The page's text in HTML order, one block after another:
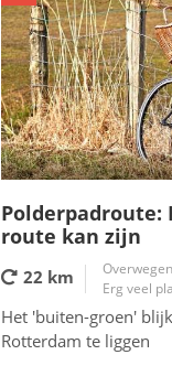
route kan zijn
22 km
Erg veel
Het 'buiten-groen'
Rotterdam te liggen